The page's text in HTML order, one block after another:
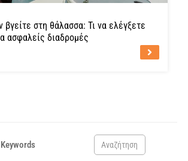
βγείτε στη θάλασσα: Τι να ελέγξετε
ασφαλείς διαδρομές
Αναζήτηση